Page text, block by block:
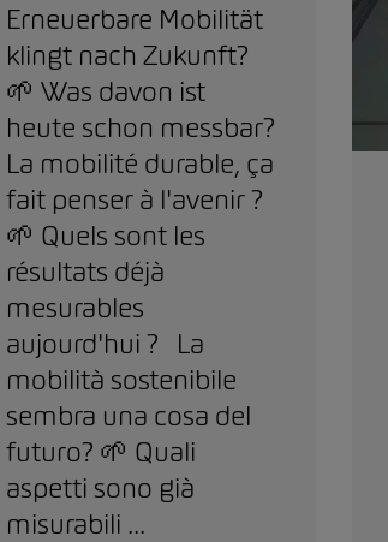
Erneuerbare Mobilität
klingt nach Zukunft?
🌱 Was davon ist
heute schon messbar?
La mobilité durable, ça
fait penser à l'avenir ?
🌱 Quels sont les
résultats déjà
mesurables
aujourd'hui ? La
mobilità sostenibile
sembra una cosa del
futuro? 🌱 Quali
aspetti sono già
misurabili ...